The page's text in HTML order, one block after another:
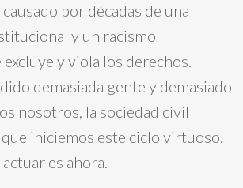
por décadas de una
y un racismo
y viola los derechos.
demasiada gente y demasiado
nosotros, la sociedad civil
iniciemos este ciclo virtuoso.
es ahora.